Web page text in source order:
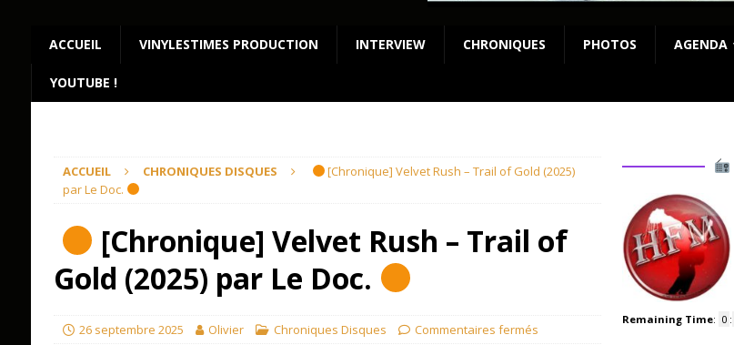
ACCUEIL VINYLESTIMES PRODUCTION INTERVIEW CHRONIQUES PHOTOS AGENDA
YOUTUBE !
ACCUEIL CHRONIQUES DISQUES
[Chronique] Velvet Rush – Trail of Gold (2025)
par Le Doc.
[Chronique] Velvet Rush – Trail of
Gold (2025) par Le Doc.
26 septembre 2025 Olivier Chroniques Disques Commentaires fermés
Remaining Time: 0 :